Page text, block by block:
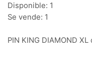
Disponible: 1
Se vende: 1
PIN KING DIAMOND XL